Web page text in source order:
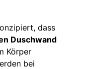
dass
Duschwand
Körper
bei